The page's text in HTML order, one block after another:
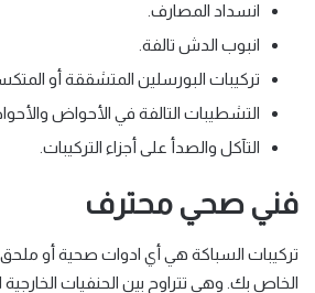
انسداد المصارف.
انبوب الدش تالفة.
تركيبات البورسلين المتشققة أو
التشطيبات التالفة في الأحواض
التآكل والصدأ على أجزاء التركيبات.
فني صحي محترف
تركيبات السباكة هي أي ادوات صحية أو
الخاص بك. وهي تتراوح بين الحنفيات